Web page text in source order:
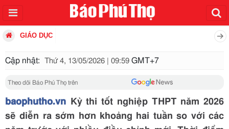
GIÁO DỤC
Cập nhật: Thứ 4, 13/05/2026 | 09:59 GMT+7
Theo dõi Báo Phú Thọ trên
baophutho.vn Kỳ thi tốt nghiệp THPT năm 2026
sẽ diễn ra sớm hơn khoảng hai tuần so với các